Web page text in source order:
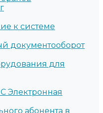
к системе
документооборот
для
Электронная
абонента в